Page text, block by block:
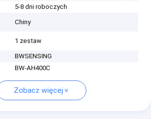
5-8 dni roboczych
Chiny
1 zestaw
BWSENSING
BW-AH400C
Zobacz więcej